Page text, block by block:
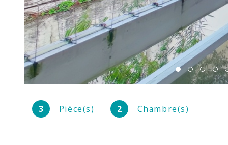
3 Pièce(s) 2 Chambre(s)